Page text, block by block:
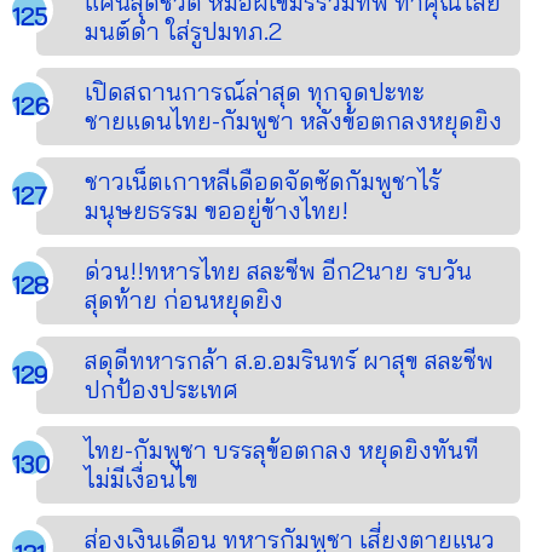
มนต์ดำ ใส่รูปมทภ.2
เปิดสถานการณ์ล่าสุด ทุกจุดปะทะ
ชายแดนไทย-กัมพูชา หลังข้อตกลงหยุดยิง
ชาวเน็ตเกาหลีเดือดจัดซัดกัมพูชาไร้
มนุษยธรรม ขออยู่ข้างไทย!
ด่วน!!ทหารไทย สละชีพ อีก2นาย รบวัน
สุดท้าย ก่อนหยุดยิง
สดุดีทหารกล้า ส.อ.อมรินทร์ ผาสุข สละชีพ
ปกป้องประเทศ
ไทย-กัมพูชา บรรลุข้อตกลง หยุดยิงทันที
ไม่มีเงื่อนไข
ส่องเงินเดือน ทหารกัมพูชา เสี่ยงตายแนว